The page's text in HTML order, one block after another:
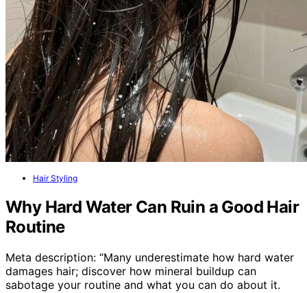
Hair Styling
Why Hard Water Can Ruin a Good Hair
Routine
Meta description: “Many underestimate how hard water
damages hair; discover how mineral buildup can
sabotage your routine and what you can do about it.